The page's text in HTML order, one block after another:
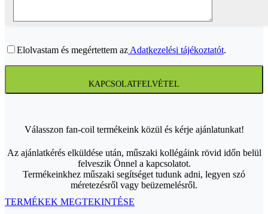
Elolvastam és megértettem az Adatkezelési tájékoztatót.
KAPCSOLATFELVÉTEL
Válasszon fan-coil termékeink közül és kérje ajánlatunkat!
Az ajánlatkérés elküldése után, műszaki kollégáink rövid időn belül
felveszik Önnel a kapcsolatot.
Termékeinkhez műszaki segítséget tudunk adni, legyen szó
méretezésről vagy beüzemelésről.
TERMÉKEK MEGTEKINTÉSE